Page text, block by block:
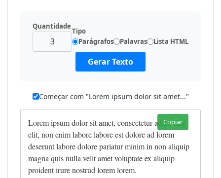
Quantidade
Tipo
Parágrafos
Palavras Lista HTML
Gerar Texto
Começar com "Lorem ipsum dolor sit amet..."
Copiar